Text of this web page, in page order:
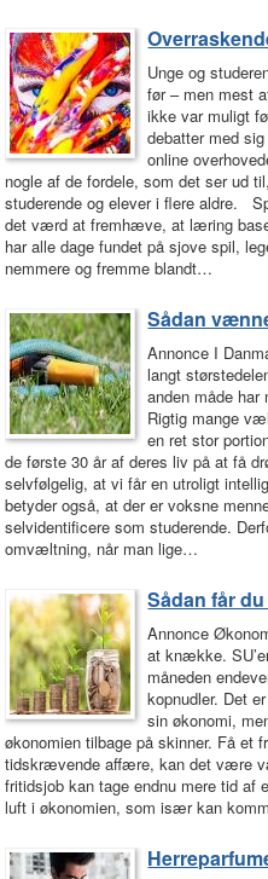
Unge og
før – men mest
ikke var muligt
debatter med
online
nogle af de fordele, som det ser ud
studerende og elever i flere aldre.
det værd at fremhæve, at læring
har alle dage fundet på sjove spil,
nemmere og fremme blandt…
Sådan
Annonce I
langt
anden måde har
Rigtig mange
en ret stor
de første 30 år af deres liv på at få
selvfølgelig, at vi får en utroligt
betyder også, at der er voksne
selvidentificere som studerende.
omvæltning, når man lige…
Sådan får
Annonce
at knække.
måneden
kopnudler. Det
sin økonomi,
økonomien tilbage på skinner. Få
tidskrævende affære, kan det være
fritidsjob kan tage endnu mere tid af
luft i økonomien, som især kan